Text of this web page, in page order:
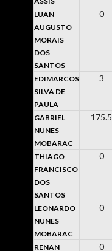
LUAN
AUGUSTO
MORAIS
DOS
SANTOS
0
EDIMARCOS
SILVA DE
PAULA
3
GABRIEL
NUNES
MOBARAC
175.5
THIAGO
FRANCISCO
DOS
SANTOS
0
LEONARDO
NUNES
MOBARAC
0
RENAN
0